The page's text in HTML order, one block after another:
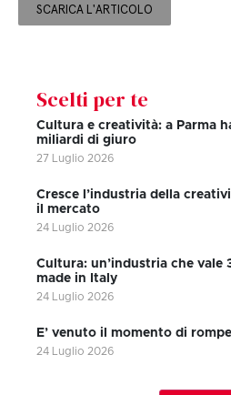
SCARICA L'ARTICOLO
Scelti per te
Cultura e creatività: a Parma
miliardi di giuro
27 Luglio 2026
Cresce l’industria della
il mercato
24 Luglio 2026
Cultura: un’industria che vale
made in Italy
24 Luglio 2026
E’ venuto il momento di
24 Luglio 2026